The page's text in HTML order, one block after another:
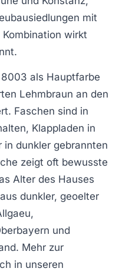
mit
wirkt
als Hauptfarbe
Lehmbraun an den
Faschen sind in
Klappladen in
in dunkler gebrannten
zeigt oft bewusste
Alter des Hauses
dunkler, geoelter
und
Mehr zur
in unseren